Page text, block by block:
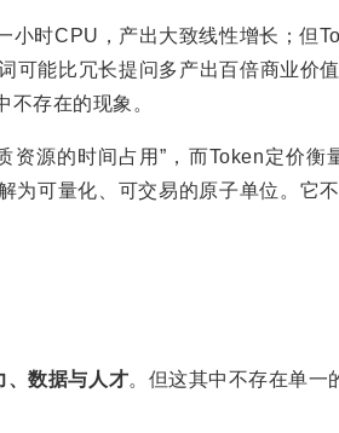
小时CPU，产出大致线性增长；但
可能比冗长提问多产出百倍商业价
存在的现象。
源的时间占用”，而Token定价衡
为可量化、可交易的原子单位。它
、数据与人才。但这其中不存在单一